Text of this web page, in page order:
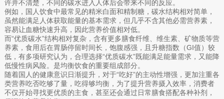
许并不清楚，不同的碳水进入人体后会带来不同的反应。
例如，国人饮食中最常见的精米白面和精制糖，碳水结构相对简单，
虽然能满足人体获取能量的基本需求，但几乎不含其他必需营养素，
容易让血糖快速升高，因此营养价值相对低。
而“优质碳水”结构相对复杂，含有更多膳食纤维、维生素、矿物质等营
养素，食用后在胃肠停留时间长，饱腹感强，且升糖指数（GI值）较
低，有多项研究认为，合理选择“优质碳水”既能满足能量需求，又能降
低慢性病风险。是均衡饮食的重要组成部分。
随着国人的健康意识日渐提升，对于“吃好”的主动性增强，更加注重各
类营养吃否吃够了量，吃得够均衡，为了提升营养摄入效率，消费者
不仅开始寻找更优质的主食，甚至还会通过日常膳食搭配各种补剂，